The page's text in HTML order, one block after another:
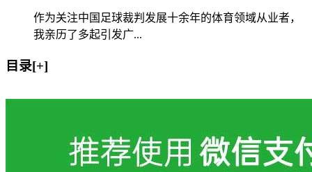
作为关注中国足球裁判发展十余年的体育领域从业者，
我亲历了多起引发广...
目录[+]